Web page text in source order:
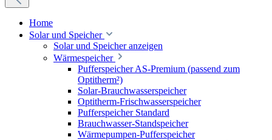
Home
Solar und Speicher
Solar und Speicher anzeigen
Wärmespeicher
Pufferspeicher AS-Premium (passend zum
Optitherm²)
Solar-Brauchwasserspeicher
Optitherm-Frischwasserspeicher
Pufferspeicher Standard
Brauchwasser-Standspeicher
Wärmepumpen-Pufferspeicher